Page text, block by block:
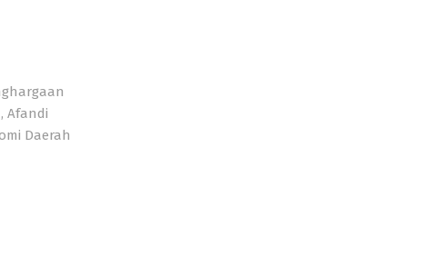
Afandi
Daerah